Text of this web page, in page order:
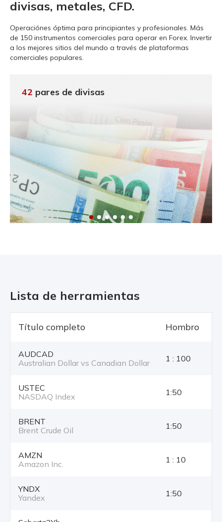
divisas, metales, CFD.
Operaciónes óptima para principiantes y profesionales. Más
de 150 instrumentos comerciales para operar en Forex. Invertir
a los mejores sitios del mundo a través de plataformas
comerciales populares.
42 pares de divisas
Lista de herramientas
Título completo Hombro
AUDCAD
Australian Dollar vs Canadian Dollar
1 : 100
USTEC
NASDAQ Index
1:50
BRENT
Brent Crude Oil
1:50
AMZN
Amazon Inc.
1 : 10
YNDX
Yandex
1:50